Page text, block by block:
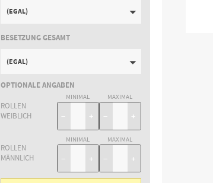
(EGAL)
BESETZUNG GESAMT
(EGAL)
OPTIONALE ANGABEN
ROLLEN
WEIBLICH
MINIMAL
− +
MAXIMAL
− +
ROLLEN
MÄNNLICH
MINIMAL
− +
MAXIMAL
− +